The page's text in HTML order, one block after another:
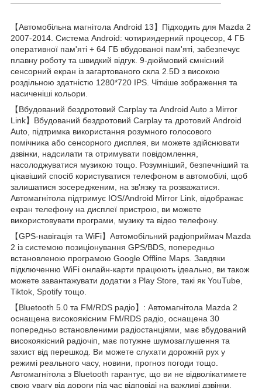
【Автомобільна магнітола Android 13】Підходить для Mazda 2
2007-2014. Система Android: чотириядерний процесор, 4 ГБ
оперативної пам'яті + 64 ГБ вбудованої пам'яті, забезпечує
плавну роботу та швидкий відгук. 9-дюймовий ємнісний
сенсорний екран із загартованого скла 2.5D з високою
роздільною здатністю 1280*720 IPS. Чіткіше зображення та
насиченіші кольори.
【Вбудований бездротовий Carplay та Android Auto з Mirror
Link】Вбудований бездротовий Carplay та дротовий Android
Auto, підтримка використання розумного голосового
помічника або сенсорного дисплея, ви можете здійснювати
дзвінки, надсилати та отримувати повідомлення,
насолоджуватися музикою тощо. Розумніший, безпечніший та
цікавіший спосіб користуватися телефоном в автомобілі, щоб
залишатися зосередженим, на зв'язку та розважатися.
Автомагнітола підтримує IOS/Android Mirror Link, відображає
екран телефону на дисплеї пристрою, ви можете
використовувати програми, музику та відео телефону.
【GPS-навігація та WiFi】Автомобільний радіоприймач Mazda
2 із системою позиціонування GPS/BDS, попередньо
встановленою програмою Google Offline Maps. Завдяки
підключенню WiFi онлайн-карти працюють ідеально, ви також
можете завантажувати додатки з Play Store, такі як YouTube,
Tiktok, Spotify тощо.
【Bluetooth 5.0 та FM/RDS радіо】: Автомагнітола Mazda 2
оснащена високоякісним FM/RDS радіо, оснащена 30
попередньо встановленими радіостанціями, має вбудований
високоякісний радіочіп, має потужне шумозаглушення та
захист від перешкод. Ви можете слухати дорожній рух у
режимі реального часу, новини, прогноз погоди тощо.
Автомагнітола з Bluetooth гарантує, що ви не відволікатимете
свою увагу від дороги під час відповіді на важливі дзвінки,